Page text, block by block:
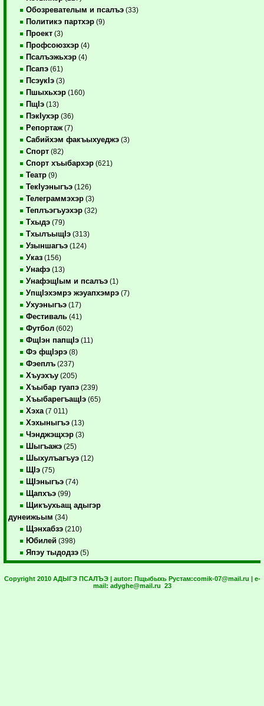
Обозревателым и псалъэ (33)
Политикэ партхэр (9)
Проект (3)
Профсоюзхэр (4)
Псалъэжьхэр (4)
Псапэ (61)
ПсэукIэ (3)
Пшыхьхэр (160)
ПщIэ (13)
ПэкIухэр (36)
Репортаж (7)
Сабийхэм факъыхуеджэ (3)
Спорт (82)
Спорт хъыбархэр (621)
Театр (9)
ТекIуэныгъэ (126)
Телеграммэхэр (3)
Теплъэгъуэхэр (32)
Тхыдэ (79)
ТхылъыщIэ (313)
Узыншагъэ (124)
Указ (156)
Унафэ (13)
УнафэщIым и псалъэ (1)
УпщIэхэмрэ жэуапхэмрэ (7)
Ухуэныгъэ (17)
Фестиваль (41)
Футбол (602)
ФщIэн папщIэ (11)
Фэ фщIэрэ (8)
Фэеплъ (237)
Хъуэхъу (205)
Хъыбар гуапэ (239)
ХъыбарегъащIэ (65)
Хэха (7 011)
Хэхыныгъэ (13)
Чэнджэщхэр (3)
Шыгъажэ (25)
Шыхулъагъуэ (12)
ЩIэ (75)
ЩIэныгъэ (74)
Щапхъэ (99)
Щикъухьащ адыгэр
дунеижьым (34)
Щэнхабзэ (210)
Юбилей (398)
Япэу тыдодзэ (5)
Copyright 2010 АДЫГЭ ПСАЛЪЭ | autor: Пщыбыхь Рустам:comik-07@mail.ru | e-
mail: adyghe@mail.ru 23